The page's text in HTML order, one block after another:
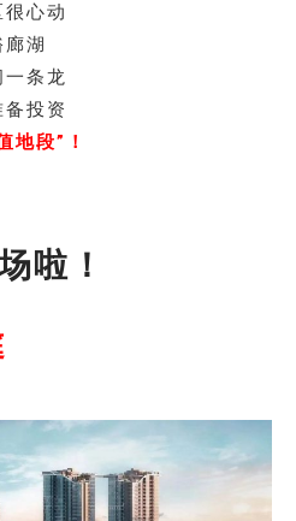
心动
湖
条龙
投资
地段”！
啦！